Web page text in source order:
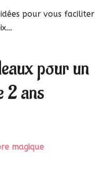
pour vous faciliter
pour un
2 ans
magique